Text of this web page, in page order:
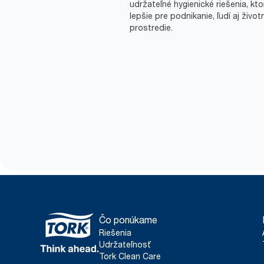
udržateľné hygienické riešenia,
lepšie pre podnikanie, ľudí aj
prostredie.
Čo ponúkame
Riešenia
Udržateľnosť
Tork Clean Care